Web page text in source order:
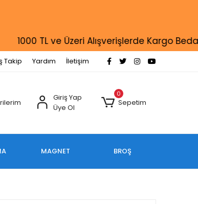
1000 TL ve Üzeri Alışverişlerde Kargo Bedava!
Takip Yardım İletişim
Giriş Yap
Üye Ol
0
Sepetim
MAGNET BROŞ